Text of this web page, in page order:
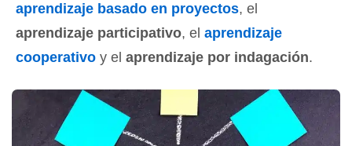
aprendizaje basado en proyectos, el
aprendizaje participativo, el aprendizaje
cooperativo y el aprendizaje por indagación.